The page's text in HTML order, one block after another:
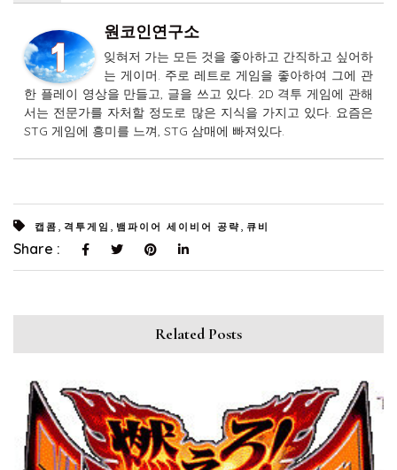
원코인연구소
잊혀저 가는 모든 것을 좋아하고 간직하고 싶어하
는 게이머. 주로 레트로 게임을 좋아하여 그에 관
한 플레이 영상을 만들고, 글을 쓰고 있다. 2D 격투 게임에 관해
서는 전문가를 자처할 정도로 많은 지식을 가지고 있다. 요즘은
STG 게임에 흥미를 느껴, STG 삼매에 빠져있다.
캡콤 , 격투게임 , 뱀파이어 세이비어 공략, 큐비
Share :
Related Posts